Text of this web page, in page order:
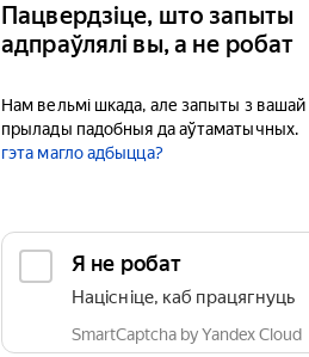
Пацвердзіце, што запыты
адпраўлялі вы, а не робат
Нам вельмі шкада, але запыты з вашай
прылады падобныя да аўтаматычных.
гэта магло адбыцца?
Я не робат
Націсніце, каб працягнуць
SmartCaptcha by Yandex Cloud